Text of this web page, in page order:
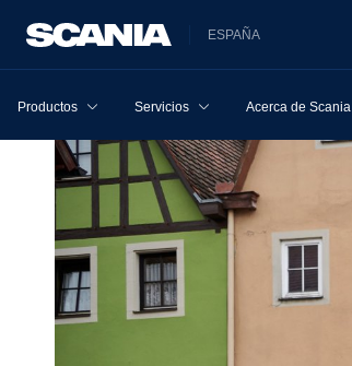
ESPAÑA
Productos Servicios Acerca de Scania